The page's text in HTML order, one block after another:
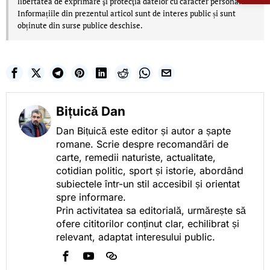
Informațiile din prezentul articol sunt de interes public și sunt
obținute din surse publice deschise.
Bițuică Dan
Dan Bițuică este editor și autor a șapte
romane. Scrie despre recomandări de
carte, remedii naturiste, actualitate,
cotidian politic, sport și istorie, abordând
subiectele într-un stil accesibil și orientat
spre informare.
Prin activitatea sa editorială, urmărește să
ofere cititorilor conținut clar, echilibrat și
relevant, adaptat interesului public.